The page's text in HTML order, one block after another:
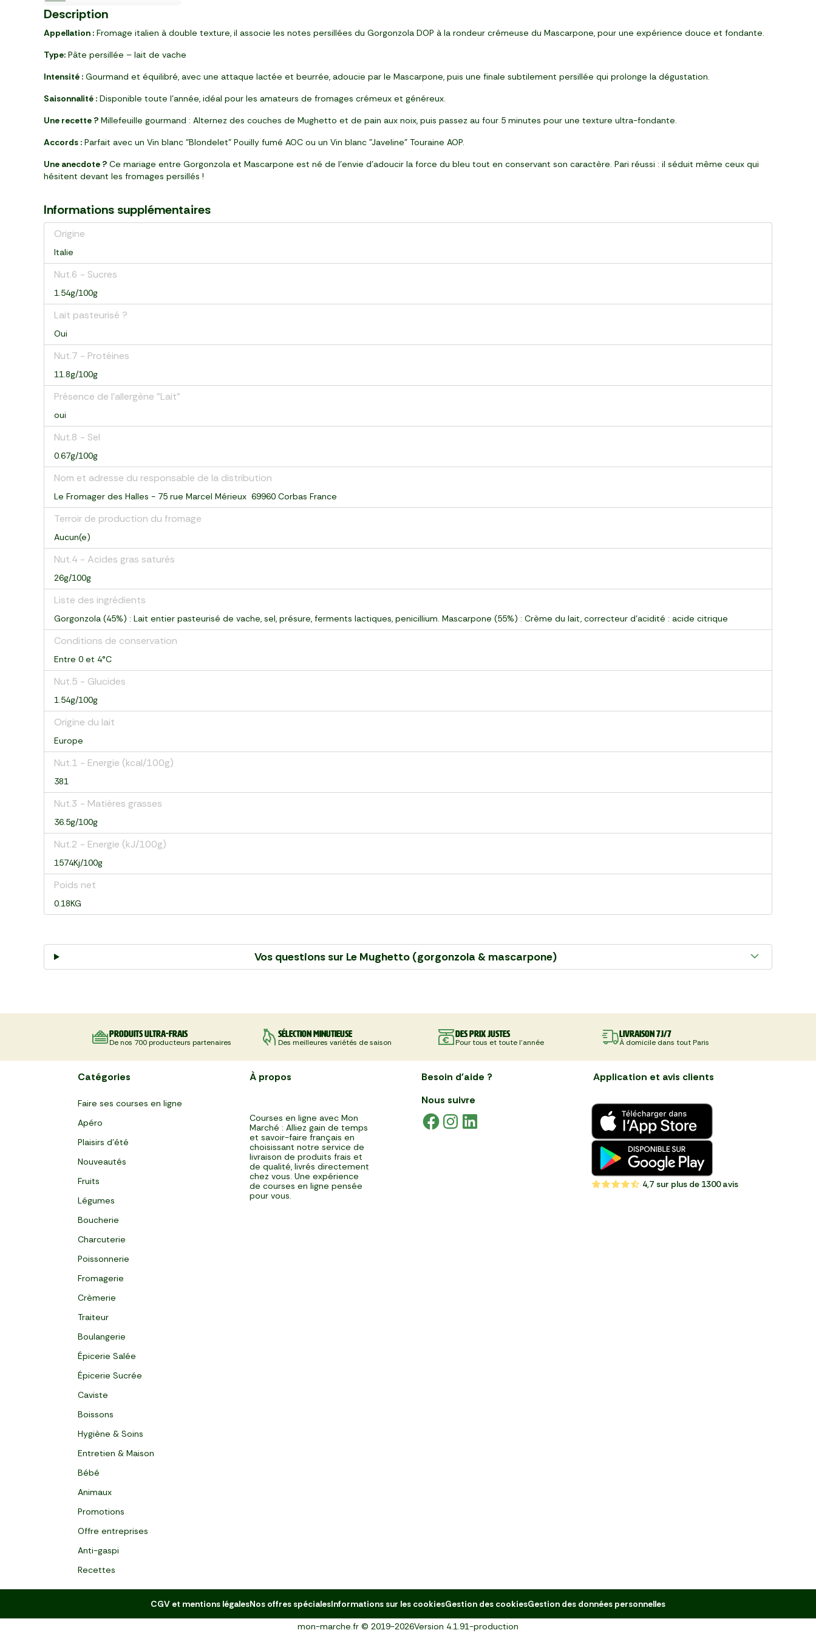
le 2ème à -50%
6,69 €
1,56 €
3,29 €
3,49 €
Pré-cuit
3,90 €
3,19 €
-30%
5,73 € 8,19 €
Italie
7,19 €
Description
Appellation : Fromage italien à double texture, il associe les notes persillées du Gorgonzola DOP à la rondeur crémeuse du Mascarpone, pour une expérience douce et fondante.
Type: Pâte persillée – lait de vache
Intensité : Gourmand et équilibré, avec une attaque lactée et beurrée, adoucie par le Mascarpone, puis une finale subtilement persillée qui prolonge la dégustation.
Saisonnalité : Disponible toute l’année, idéal pour les amateurs de fromages crémeux et généreux.
Une recette ? Millefeuille gourmand : Alternez des couches de Mughetto et de pain aux noix, puis passez au four 5 minutes pour une texture ultra-fondante.
Accords : Parfait avec un Vin blanc "Blondelet" Pouilly fumé AOC ou un Vin blanc "Javeline" Touraine AOP.
Une anecdote ? Ce mariage entre Gorgonzola et Mascarpone est né de l’envie d’adoucir la force du bleu tout en conservant son caractère. Pari réussi : il séduit même ceux qui
hésitent devant les fromages persillés !
Informations supplémentaires
Origine
Italie
Nut.6 - Sucres
1.54g/100g
Lait pasteurisé ?
Oui
Nut.7 - Protéines
11.8g/100g
Présence de l'allergène "Lait"
oui
Nut.8 - Sel
0.67g/100g
Nom et adresse du responsable de la distribution
Le Fromager des Halles - 75 rue Marcel Mérieux 69960 Corbas France
Terroir de production du fromage
Aucun(e)
Nut.4 - Acides gras saturés
26g/100g
Liste des ingrédients
Gorgonzola (45%) : Lait entier pasteurisé de vache, sel, présure, ferments lactiques, penicillium. Mascarpone (55%) : Crème du lait, correcteur d’acidité : acide citrique
Conditions de conservation
Entre 0 et 4°C
Nut.5 - Glucides
1.54g/100g
Origine du lait
Europe
Nut.1 - Energie (kcal/100g)
381
Nut.3 - Matières grasses
36.5g/100g
Nut.2 - Energie (kJ/100g)
1574Kj/100g
Poids net
0.18KG
Vos questions sur Le Mughetto (gorgonzola & mascarpone)
Produits ultra-frais
De nos 700 producteurs partenaires
Sélection minutieuse
Des meilleures variétés de saison
Des prix justes
Pour tous et toute l'année
Livraison 7J/7
À domicile dans tout Paris
Catégories
Faire ses courses en ligne
Apéro
Plaisirs d'été
Nouveautés
Fruits
Légumes
Boucherie
Charcuterie
Poissonnerie
Fromagerie
Crèmerie
Traiteur
Boulangerie
Épicerie Salée
Épicerie Sucrée
Caviste
Boissons
Hygiène & Soins
Entretien & Maison
Bébé
Animaux
Promotions
Offre entreprises
Anti-gaspi
Recettes
À propos
Courses en ligne avec Mon
Marché : Alliez gain de temps
et savoir-faire français en
choisissant notre service de
livraison de produits frais et
de qualité, livrés directement
chez vous. Une expérience
de courses en ligne pensée
pour vous.
Besoin d'aide ?
Nous suivre
Application et avis clients
4,7 sur plus de 1300 avis
CGV et mentions légalesNos offres spécialesInformations sur les cookiesGestion des cookiesGestion des données personnelles
mon-marche.fr © 2019-2026Version 4.1.91-production